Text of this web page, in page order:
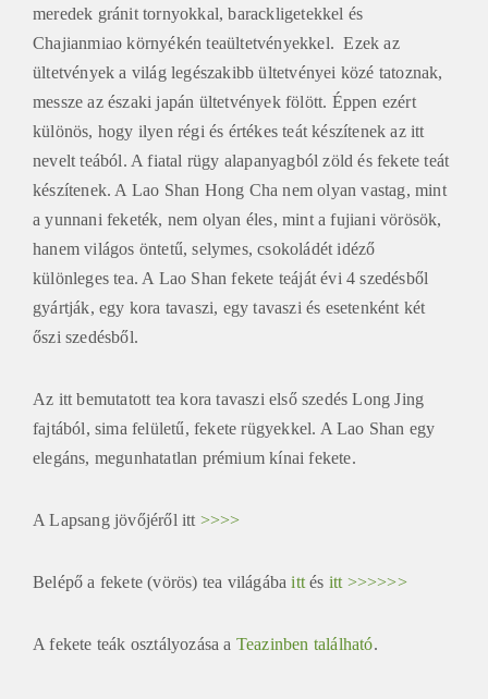
meredek gránit tornyokkal, barackligetekkel és
Chajianmiao környékén teaültetvényekkel. Ezek az
ültetvények a világ legészakibb ültetvényei közé tatoznak,
messze az északi japán ültetvények fölött. Éppen ezért
különös, hogy ilyen régi és értékes teát készítenek az itt
nevelt teából. A fiatal rügy alapanyagból zöld és fekete teát
készítenek. A Lao Shan Hong Cha nem olyan vastag, mint
a yunnani feketék, nem olyan éles, mint a fujiani vörösök,
hanem világos öntetű, selymes, csokoládét idéző
különleges tea. A Lao Shan fekete teáját évi 4 szedésből
gyártják, egy kora tavaszi, egy tavaszi és esetenként két
őszi szedésből.
Az itt bemutatott tea kora tavaszi első szedés Long Jing
fajtából, sima felületű, fekete rügyekkel. A Lao Shan egy
elegáns, megunhatatlan prémium kínai fekete.
A Lapsang jövőjéről itt >>>>
Belépő a fekete (vörös) tea világábaittés itt >>>>>>
A fekete teák osztályozása a Teazinben található.